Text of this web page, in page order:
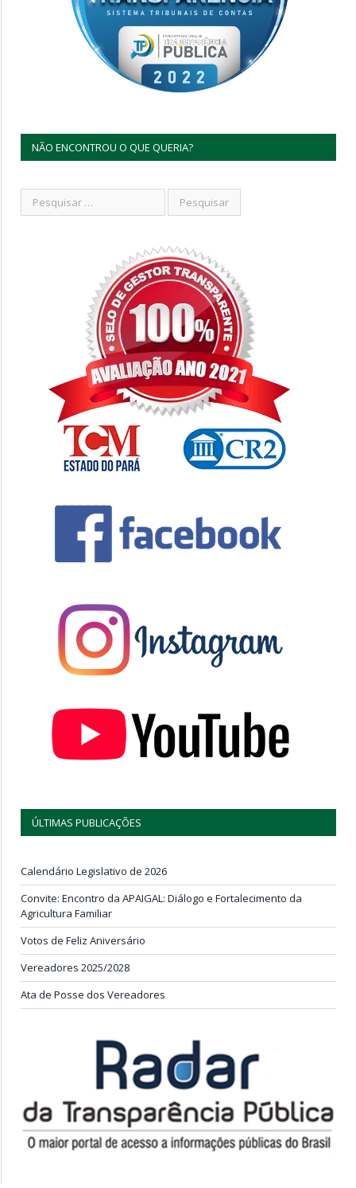
NÃO ENCONTROU O QUE QUERIA?
ÚLTIMAS PUBLICAÇÕES
Calendário Legislativo de 2026
Convite: Encontro da APAIGAL: Diálogo e Fortalecimento da
Agricultura Familiar
Votos de Feliz Aniversário
Vereadores 2025/2028
Ata de Posse dos Vereadores